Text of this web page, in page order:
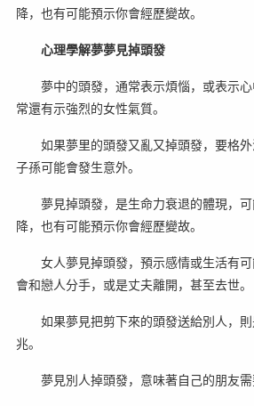
降，也有可能預示你會經歷變故。
心理學解夢夢見掉頭發
夢中的頭發，通常表示煩惱，或表示心
常還有示強烈的女性氣質。
如果夢里的頭發又亂又掉頭發，要格外
子孫可能會發生意外。
夢見掉頭發，是生命力衰退的體現，可
降，也有可能預示你會經歷變故。
女人夢見掉頭發，預示感情或生活有可
會和戀人分手，或是丈夫離開，甚至去世。
如果夢見把剪下來的頭發送給別人，則
兆。
夢見別人掉頭發，意味著自己的朋友需